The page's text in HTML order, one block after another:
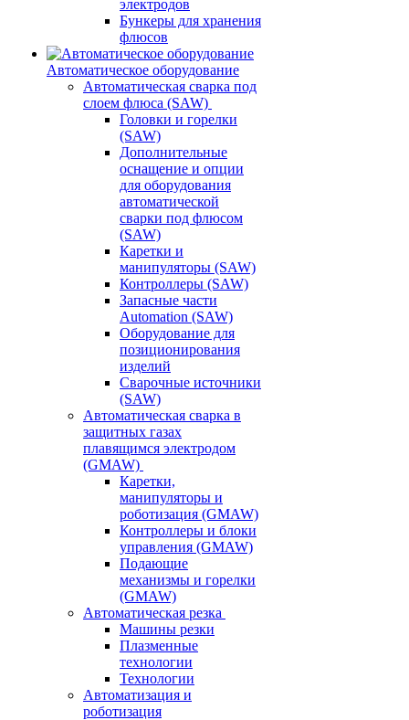
электродов
Бункеры для хранения
флюсов
Автоматическое оборудование
Автоматическая сварка под
слоем флюса (SAW)
Головки и горелки
(SAW)
Дополнительные
оснащение и опции
для оборудования
автоматической
сварки под флюсом
(SAW)
Каретки и
манипуляторы (SAW)
Контроллеры (SAW)
Запасные части
Automation (SAW)
Оборудование для
позиционирования
изделий
Сварочные источники
(SAW)
Автоматическая сварка в
защитных газах
плавящимся электродом
(GMAW)
Каретки,
манипуляторы и
роботизация (GMAW)
Контроллеры и блоки
управления (GMAW)
Подающие
механизмы и горелки
(GMAW)
Автоматическая резка
Машины резки
Плазменные
технологии
Технологии
Автоматизация и
роботизация